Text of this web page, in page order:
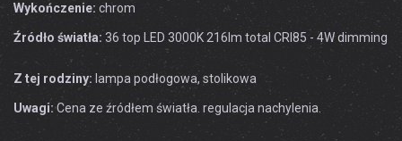
Wykończenie: chrom
Źródło światła: 36 top LED 3000K 216lm total CRI85 - 4W dimming
Z tej rodziny: lampa podłogowa, stolikowa
Uwagi:Cena ze źródłem światła. regulacja nachylenia.